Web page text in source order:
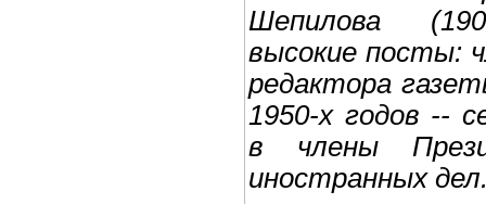
Шепилова
высокие посты:
редактора
1950-х годов --
в члены
иностранных